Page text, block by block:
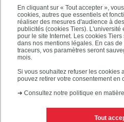
En cliquant sur « Tout accepter »,
cookies, autres que essentiels et
réaliser des mesures d'audience à
publicités (cookies Tiers). L'université
pour le site Internet. Les cookies
dans nos mentions légales. En cas
traceurs, vos paramètres seront
mois.
Si vous souhaitez refuser les cookies
pouvez retirer votre consentement en
➜ Consultez notre politique en
Tout